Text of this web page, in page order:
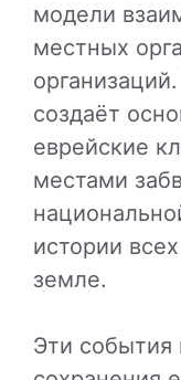
модели
местных
создаёт
еврейские
местами
истории
земле.
Эти события